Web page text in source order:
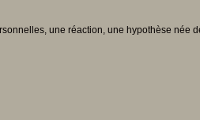
une réaction, une hypothèse